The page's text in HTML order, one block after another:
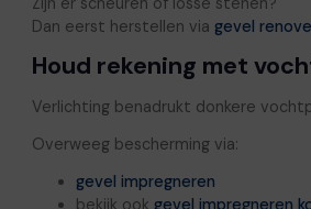
Dan eerst herstellen via gevel
Houd rekening met
Verlichting benadrukt donkere
Overweeg bescherming via:
gevel impregneren
bekijk ook gevel impregneren